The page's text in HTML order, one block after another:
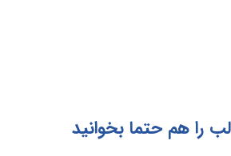
را هم حتما بخوانید